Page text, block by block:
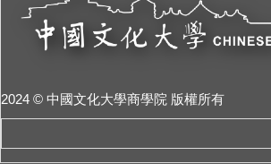
2024 © 中國文化大學商學院 版權所有